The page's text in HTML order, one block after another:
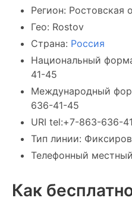
Регион: Ростовская
Гео: Rostov
Страна: Россия
Национальный
41-45
Международный
636-41-45
URI tel:+7-863-636-
Тип линии:
Телефонный
Как